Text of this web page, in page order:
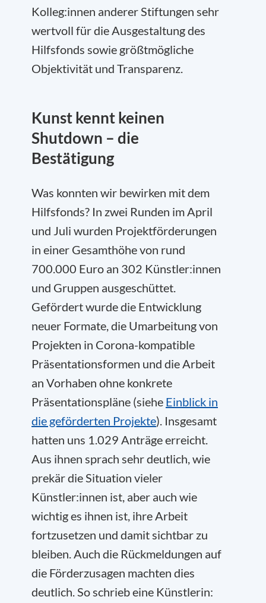
Kolleg:innen anderer Stiftungen sehr
wertvoll für die Ausgestaltung des
Hilfsfonds sowie größtmögliche
Objektivität und Transparenz.
Kunst kennt keinen
Shutdown – die
Bestätigung
Was konnten wir bewirken mit dem
Hilfsfonds? In zwei Runden im April
und Juli wurden Projektförderungen
in einer Gesamthöhe von rund
700.000 Euro an 302 Künstler:innen
und Gruppen ausgeschüttet.
Gefördert wurde die Entwicklung
neuer Formate, die Umarbeitung von
Projekten in Corona-kompatible
Präsentationsformen und die Arbeit
an Vorhaben ohne konkrete
Präsentationspläne (siehe Einblick in
die geförderten Projekte). Insgesamt
hatten uns 1.029 Anträge erreicht.
Aus ihnen sprach sehr deutlich, wie
prekär die Situation vieler
Künstler:innen ist, aber auch wie
wichtig es ihnen ist, ihre Arbeit
fortzusetzen und damit sichtbar zu
bleiben. Auch die Rückmeldungen auf
die Förderzusagen machten dies
deutlich. So schrieb eine Künstlerin: